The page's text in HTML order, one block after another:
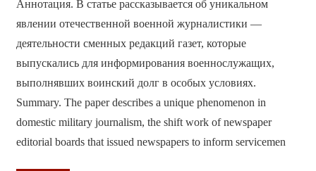
Аннотация. В статье рассказывается об уникальном
явлении отечественной военной журналистики —
деятельности сменных редакций газет, которые
выпускались для информирования военнослужащих,
выполнявших воинский долг в особых условиях.
Summary. The paper describes a unique phenomenon in
domestic military journalism, the shift work of newspaper
editorial boards that issued newspapers to inform servicemen